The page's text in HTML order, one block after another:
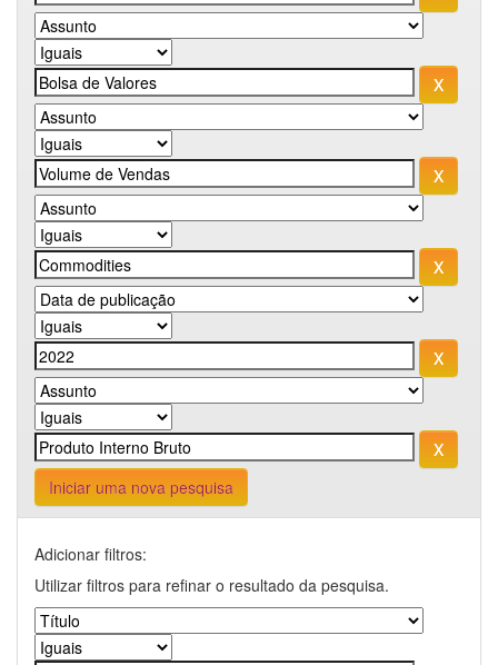
Iniciar uma nova pesquisa
Adicionar filtros:
Utilizar filtros para refinar o resultado da pesquisa.